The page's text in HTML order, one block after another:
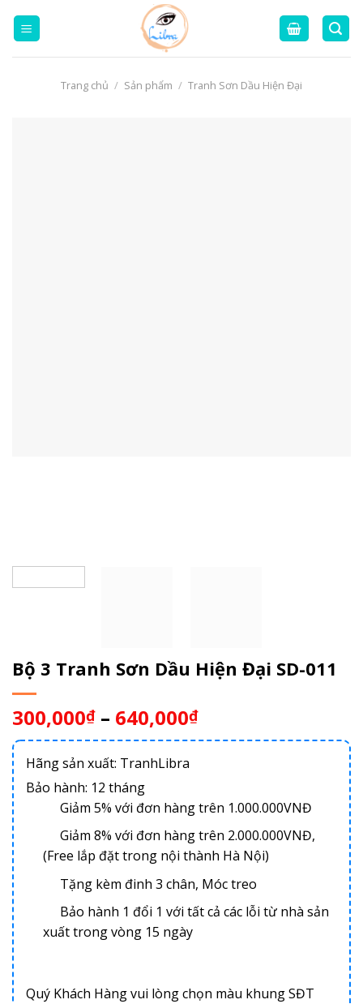
Trang chủ / Sản phẩm / Tranh Sơn Dầu Hiện Đại
Bộ 3 Tranh Sơn Dầu Hiện Đại SD-011
300,000₫ – 640,000₫
Hãng sản xuất: TranhLibra
Bảo hành: 12 tháng
Giảm 5% với đơn hàng trên 1.000.000VNĐ
Giảm 8% với đơn hàng trên 2.000.000VNĐ,
(Free lắp đặt trong nội thành Hà Nội)
Tặng kèm đinh 3 chân, Móc treo
Bảo hành 1 đổi 1 với tất cả các lỗi từ nhà sản
xuất trong vòng 15 ngày
Quý Khách Hàng vui lòng chọn màu khung SĐT